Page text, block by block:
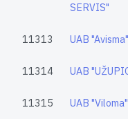
SERVIS"
11313 UAB "Avisma"
11314 UAB
11315 UAB "Viloma"